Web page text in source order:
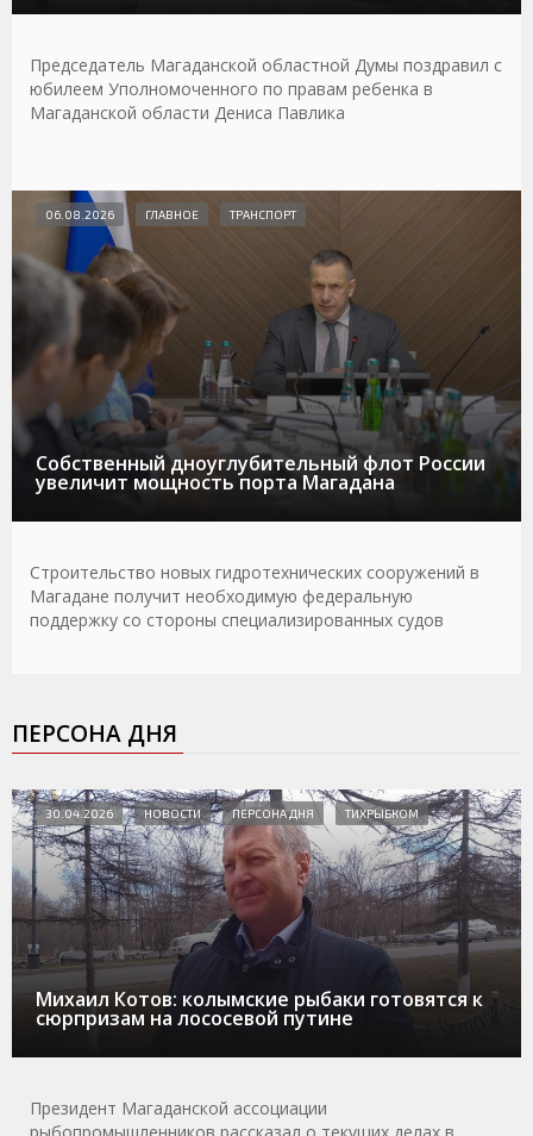
Председатель Магаданской областной Думы поздравил с
юбилеем Уполномоченного по правам ребенка в
Магаданской области Дениса Павлика
Собственный дноуглубительный флот России
увеличит мощность порта Магадана
06.08.2026 ГЛАВНОЕ ТРАНСПОРТ
Строительство новых гидротехнических сооружений в
Магадане получит необходимую федеральную
поддержку со стороны специализированных судов
ПЕРСОНА ДНЯ
Михаил Котов: колымские рыбаки готовятся к
сюрпризам на лососевой путине
30.04.2026 НОВОСТИ ПЕРСОНА ДНЯ ТИХРЫБКОМ
Президент Магаданской ассоциации